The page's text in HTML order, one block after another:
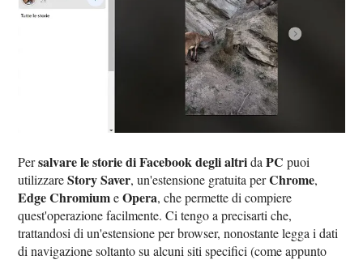
Persalvare le storie di Facebook degli altridaPC puoi
utilizzareStory Saver, un'estensione gratuita perChrome,
Edge ChromiumeOpera, che permette di compiere
quest'operazione facilmente. Ci tengo a precisarti che,
trattandosi di un'estensione per browser, nonostante legga i dati
di navigazione soltanto su alcuni siti specifici (come appunto